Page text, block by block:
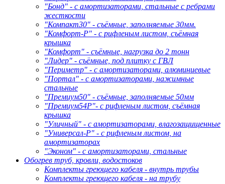
"Бонд" - с амортизаторами, стальные с ребрами
жесткости
"Компакт30" - съёмные, заполняемые 30мм.
"Комфорт-Р" - с рифленым листом, съёмная
крышка
"Комфорт" - съёмные, нагрузка до 2 тонн
"Лидер" - съёмные, под плитку с ГВЛ
"Периметр" - с амортизаторами, алюминиевые
"Портал" - с амортизаторами, нажимные
стальные
"Премиум50" - съёмные, заполняемые 50мм
"Премиум54Р"- с рифленым листом, съёмная
крышка
"Уличный" - с амортизаторами, влагозащищенные
"Универсал-Р" - с рифленым листом, на
амортизаторах
"Эконом" - с амортизаторами, стальные
Обогрев труб, кровли, водостоков
Комплекты греющего кабеля - внутрь трубы
Комплекты греющего кабеля - на трубу